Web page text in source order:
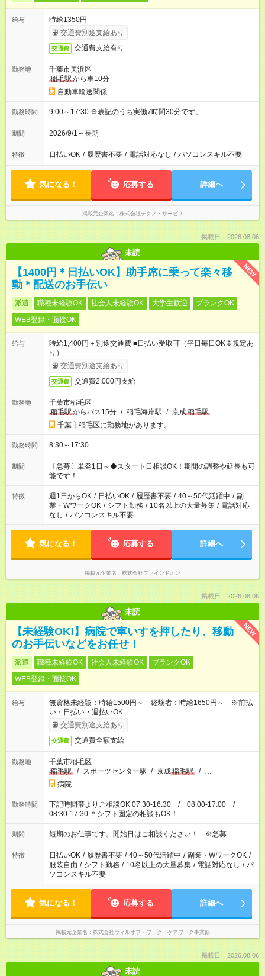
給与
時給1350円
交通費別途支給あり
交通費 交通費支給有り
勤務地
千葉市美浜区
稲毛駅から車10分
自動車輸送関係
勤務時間 9:00～17:30 ※表記のうち実働7時間30分です。
期間 2026/9/1～長期
特徴 日払いOK / 履歴書不要 / 電話対応なし / パソコンスキル不要
気になる！ 応募する 詳細へ
掲載元企業名 株式会社テクノ・サービス
掲載日：2026.08.06
未読
NEW
【1400円＊日払いOK】助手席に乗って楽々移
動＊配送のお手伝い
派遣 職種未経験OK 社会人未経験OK 大学生歓迎
ブランクOK
WEB登録・面接OK
給与
時給1,400円＋別途交通費 ■日払い受取可（平日毎日OK※規定あ
り）
交通費別途支給あり
交通費 交通費2,000円支給
勤務地
千葉市稲毛区
稲毛駅からバス15分 / 稲毛海岸駅 / 京成稲毛駅
千葉市稲毛区に勤務地があります。
勤務時間 8:30～17:30
期間
〔急募〕単発1日～◆スタート日相談OK！期間の調整や延長も可
能です！
特徴 週1日からOK / 日払いOK / 履歴書不要 / 40～50代活躍中 / 副
業・WワークOK / シフト勤務 / 10名以上の大量募集 / 電話対応
なし / パソコンスキル不要
気になる！ 応募する 詳細へ
掲載元企業名 株式会社ファインドオン
掲載日：2026.08.06
未読
NEW
【未経験OK!】病院で車いすを押したり、移動
のお手伝いなどをお任せ！
派遣 職種未経験OK 社会人未経験OK
ブランクOK
WEB登録・面接OK
給与
無資格未経験：時給1500円～ 経験者：時給1650円～ ※前払
い・日払い・週払いOK
交通費別途支給あり
交通費 交通費全額支給
勤務地
千葉市稲毛区
稲毛駅
/ スポーツセンター駅 / 京成稲毛駅 / …
病院
勤務時間
下記時間帯よりご相談OK 07:30-16:30 / 08:00-17:00 /
08:30-17:30 ＊シフト固定の相談もOK！
期間 短期のお仕事です。開始日はご相談ください！ ※急募
特徴 日払いOK / 履歴書不要 / 40～50代活躍中 / 副業・WワークOK /
服装自由 / シフト勤務 / 10名以上の大量募集 / 電話対応なし / パ
ソコンスキル不要
気になる！ 応募する 詳細へ
掲載元企業名 株式会社ウィルオブ・ワーク ケアワーク事業部
掲載日：2026.08.06
未読